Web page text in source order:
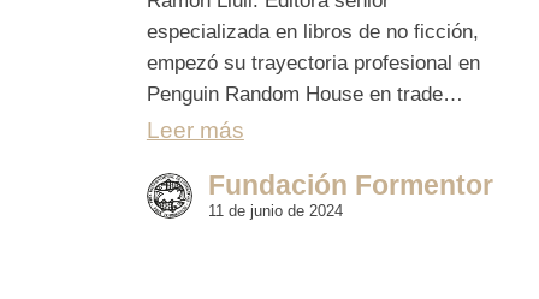
especializada en libros de no ficción,
empezó su trayectoria profesional en
Penguin Random House en trade…
Leer más
Fundación Formentor
11 de junio de 2024